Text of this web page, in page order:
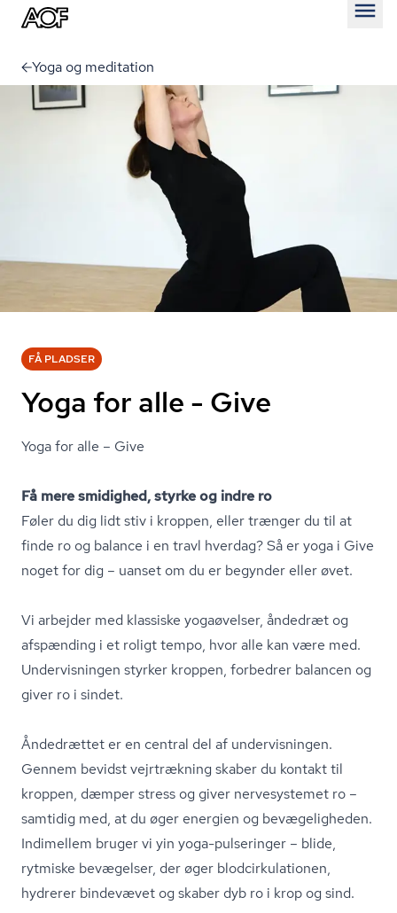
Yoga og meditation
FÅ PLADSER
Yoga for alle - Give
Yoga for alle – Give
Få mere smidighed, styrke og indre ro
Føler du dig lidt stiv i kroppen, eller trænger du til at
finde ro og balance i en travl hverdag? Så er yoga i Give
noget for dig – uanset om du er begynder eller øvet.
Vi arbejder med klassiske yogaøvelser, åndedræt og
afspænding i et roligt tempo, hvor alle kan være med.
Undervisningen styrker kroppen, forbedrer balancen og
giver ro i sindet.
Åndedrættet er en central del af undervisningen.
Gennem bevidst vejrtrækning skaber du kontakt til
kroppen, dæmper stress og giver nervesystemet ro –
samtidig med, at du øger energien og bevægeligheden.
Indimellem bruger vi yin yoga-pulseringer – blide,
rytmiske bevægelser, der øger blodcir­ku­la­tio­nen,
hydrerer bindevævet og skaber dyb ro i krop og sind.